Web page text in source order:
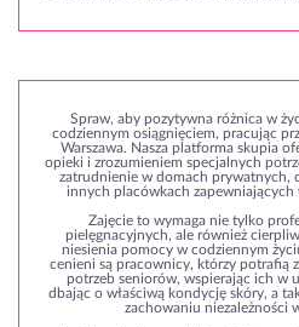
Spraw, aby pozytywna różnica w
codziennym osiągnięciem, pracując
Warszawa. Nasza platforma skupia
opieki i zrozumieniem specjalnych
zatrudnienie w domach prywatnych,
innych placówkach zapewniających
Zajęcie to wymaga nie tylko
pielęgnacyjnych, ale również
niesienia pomocy w codziennym
cenieni są pracownicy, którzy potrafią
potrzeb seniorów, wspierając ich w
dbając o właściwą kondycję skóry, a
zachowaniu niezależności